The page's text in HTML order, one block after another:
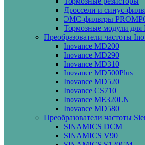
Дроссели и синус-
ЭМС-фильтры
Тормозные модули
Преобразователи частоты
Inovance MD200
Inovance MD290
Inovance MD310
Inovance MD500Plus
Inovance MD520
Inovance CS710
Inovance ME320LN
Inovance MD580
Преобразователи частоты
SINAMICS DCM
SINAMICS V90